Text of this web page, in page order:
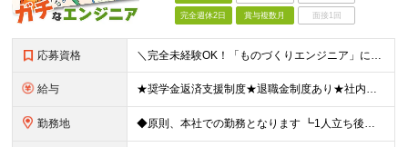
完全週休2日 賞与複数月 面接1回
応募資格 ＼完全未経験OK！「ものづくりエンジニア」になりたい方大歓迎／ “ものに命を吹き込む仕事”というフレーズに少しでもワクワクした方は、まずはご応募ください！ ◆専門学校卒以上の方（専門、短大、高専、大
給与 ★奨学金返済支援制度★退職金制度あり★社内副業制度あり★家族手当あり ◆月給250,900～311,900円 ※固定残業代33,900～42,150円 (20時間分) を含む ※超過分は別途割増支給
勤務地 ◆原則、本社での勤務となります ┗1人立ち後はプロジェクト先での勤務となる可能性があります 【本社所在地】兵庫県神戸市中央区江戸町104番地 江戸町104ビル5階 ◎様々な製品開発プロジェクトをご